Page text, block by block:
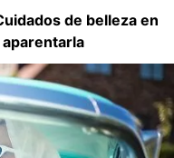
de belleza en
aparentarla